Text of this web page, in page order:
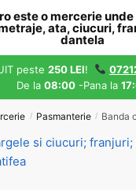
peste250 LEI!
De la 08:00-Pana la
/ Pasmanterie / Banda cu